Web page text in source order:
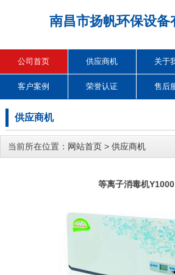
南昌市扬帆环保设备
公司首页 供应商机 关于
客户案例 荣誉认证 售后
供应商机
当前所在位置： 网站首页 > 供应商机
等离子消毒机Y1000